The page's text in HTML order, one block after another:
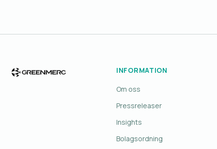
INFORMATION
Om oss
Pressreleaser
Insights
Bolagsordning